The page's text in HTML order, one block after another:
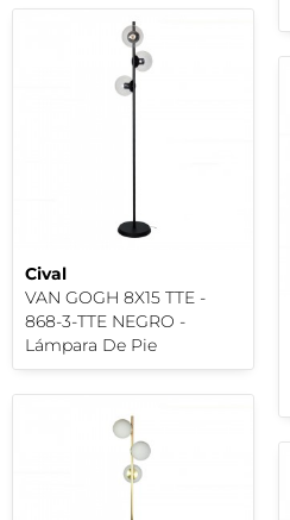
Cival
VAN GOGH 8X15 TTE -
868-3-TTE NEGRO -
Lámpara De Pie